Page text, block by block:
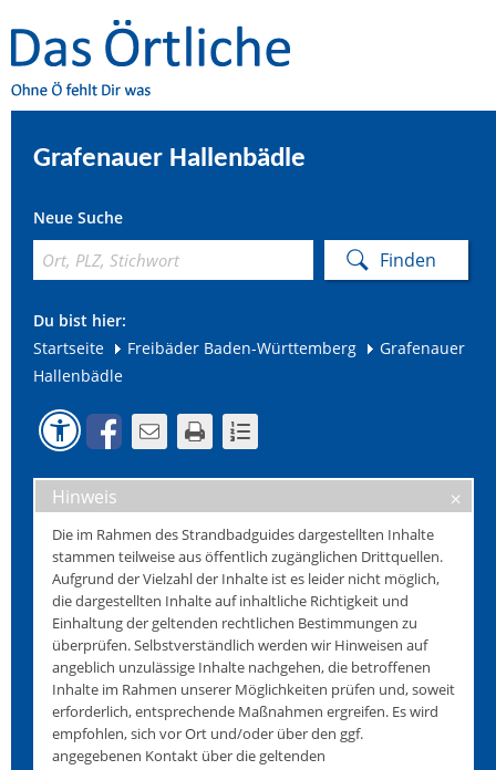
Grafenauer Hallenbädle
Neue Suche
Du bist hier:
Startseite
Freibäder Baden-Württemberg
Grafenauer
Hallenbädle
Hinweis
Die im Rahmen des Strandbadguides dargestellten Inhalte
stammen teilweise aus öffentlich zugänglichen Drittquellen.
Aufgrund der Vielzahl der Inhalte ist es leider nicht möglich,
die dargestellten Inhalte auf inhaltliche Richtigkeit und
Einhaltung der geltenden rechtlichen Bestimmungen zu
überprüfen. Selbstverständlich werden wir Hinweisen auf
angeblich unzulässige Inhalte nachgehen, die betroffenen
Inhalte im Rahmen unserer Möglichkeiten prüfen und, soweit
erforderlich, entsprechende Maßnahmen ergreifen. Es wird
empfohlen, sich vor Ort und/oder über den ggf.
angegebenen Kontakt über die geltenden